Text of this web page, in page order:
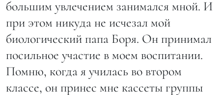
большим увлечением занимался мной. И
при этом никуда не исчезал мой
биологический папа Боря. Он принимал
посильное участие в моем воспитании.
Помню, когда я училась во втором
классе, он принес мне кассеты группы